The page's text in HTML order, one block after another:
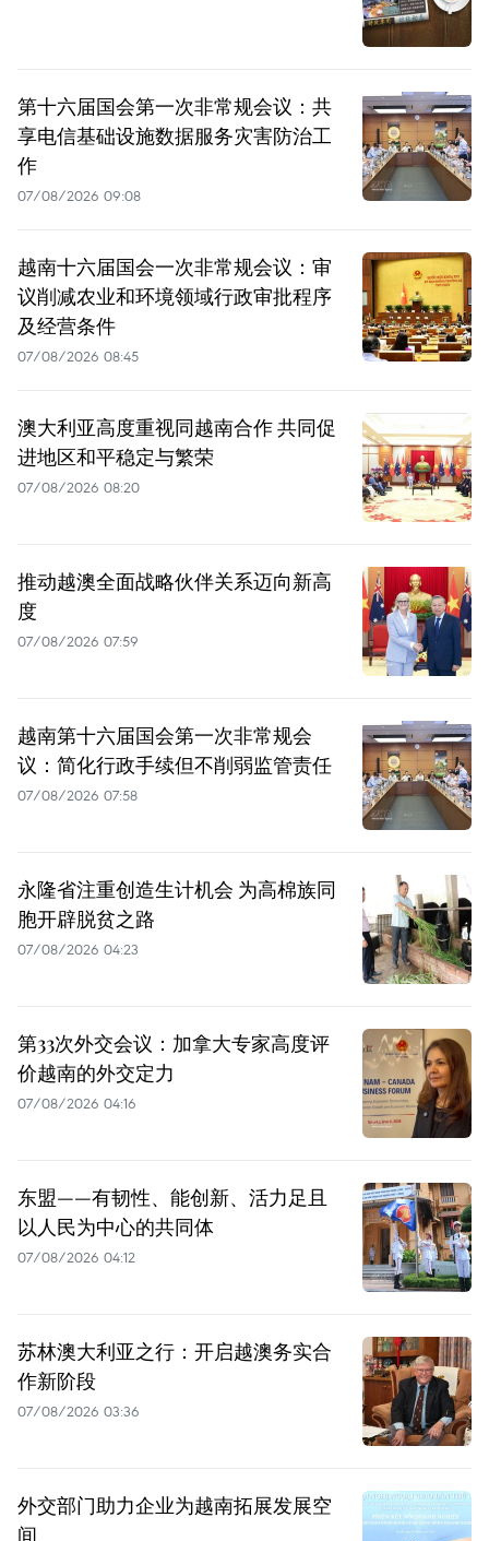
第十六届国会第一次非常规会议：共
享电信基础设施数据服务灾害防治工
作
07/08/2026 09:08
越南十六届国会一次非常规会议：审
议削减农业和环境领域行政审批程序
及经营条件
07/08/2026 08:45
澳大利亚高度重视同越南合作 共同促
进地区和平稳定与繁荣
07/08/2026 08:20
推动越澳全面战略伙伴关系迈向新高
度
07/08/2026 07:59
越南第十六届国会第一次非常规会
议：简化行政手续但不削弱监管责任
07/08/2026 07:58
永隆省注重创造生计机会 为高棉族同
胞开辟脱贫之路
07/08/2026 04:23
第33次外交会议：加拿大专家高度评
价越南的外交定力
07/08/2026 04:16
东盟——有韧性、能创新、活力足且
以人民为中心的共同体
07/08/2026 04:12
苏林澳大利亚之行：开启越澳务实合
作新阶段
07/08/2026 03:36
外交部门助力企业为越南拓展发展空
间